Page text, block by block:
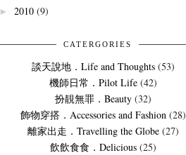
► 2010 (9)
CATERGORIES
談天說地．Life and Thoughts (53)
機師日常．Pilot Life (42)
扮靚無罪．Beauty (32)
飾物穿搭．Accessories and Fashion (28)
離家出走．Travelling the Globe (27)
飲飲食食．Delicious (25)